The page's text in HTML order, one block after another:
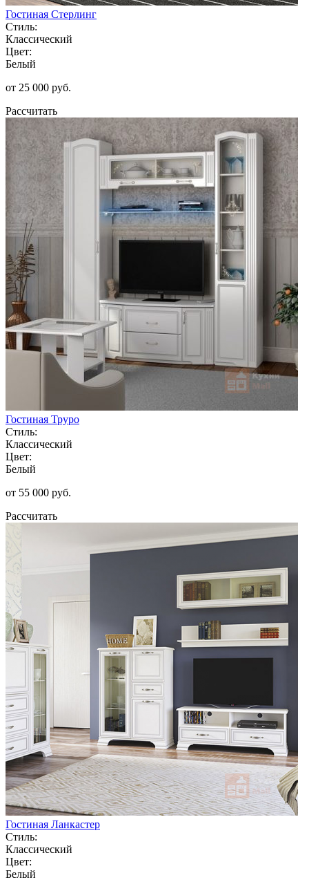
Гостиная Стерлинг
Стиль:
Классический
Цвет:
Белый
от 25 000 руб.
Рассчитать
Гостиная Труро
Стиль:
Классический
Цвет:
Белый
от 55 000 руб.
Рассчитать
Гостиная Ланкастер
Стиль:
Классический
Цвет:
Белый